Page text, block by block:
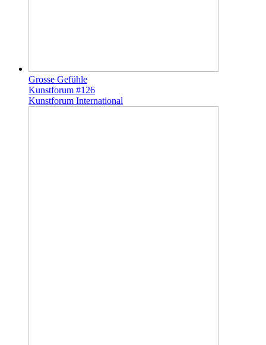
Grosse Gefühle
Kunstforum #126
Kunstforum International